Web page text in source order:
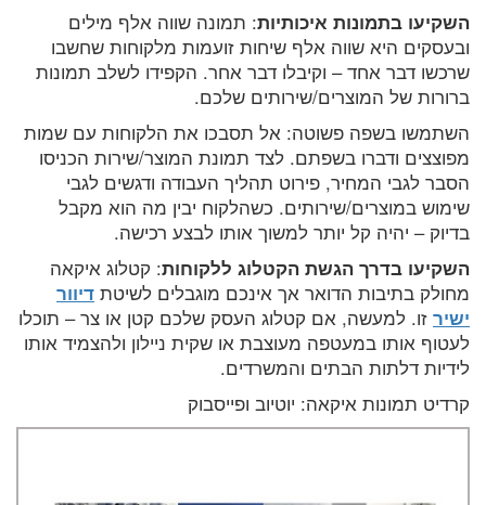
השקיעו בתמונות איכותיות: תמונה שווה אלף מילים
ובעסקים היא שווה אלף שיחות זועמות מלקוחות שחשבו
שרכשו דבר אחד – וקיבלו דבר אחר. הקפידו לשלב תמונות
ברורות של המוצרים/שירותים שלכם.
השתמשו בשפה פשוטה: אל תסבכו את הלקוחות עם שמות
מפוצצים ודברו בשפתם. לצד תמונת המוצר/שירות הכניסו
הסבר לגבי המחיר, פירוט תהליך העבודה ודגשים לגבי
שימוש במוצרים/שירותים. כשהלקוח יבין מה הוא מקבל
בדיוק – יהיה קל יותר למשוך אותו לבצע רכישה.
השקיעו בדרך הגשת הקטלוג ללקוחות: קטלוג איקאה
מחולק בתיבות הדואר אך אינכם מוגבלים לשיטת דיוור
ישיר זו. למעשה, אם קטלוג העסק שלכם קטן או צר – תוכלו
לעטוף אותו במעטפה מעוצבת או שקית ניילון ולהצמיד אותו
לידיות דלתות הבתים והמשרדים.
קרדיט תמונות איקאה: יוטיוב ופייסבוק